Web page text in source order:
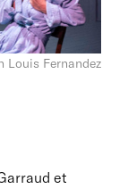
Louis Fernandez
et